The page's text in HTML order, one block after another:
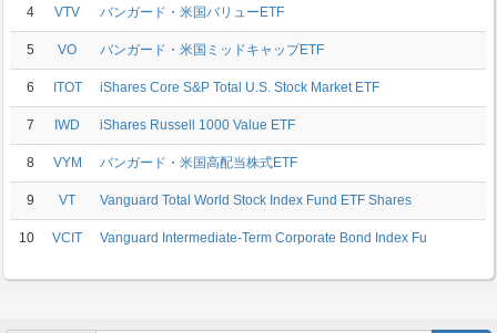
4 VTV バンガード・米国バリューETF
5 VO バンガード・米国ミッドキャップETF
6 ITOT iShares Core S&P Total U.S. Stock Market ETF
7 IWD iShares Russell 1000 Value ETF
8 VYM バンガード・米国高配当株式ETF
9 VT Vanguard Total World Stock Index Fund ETF Shares
10 VCIT Vanguard Intermediate-Term Corporate Bond Index Fu